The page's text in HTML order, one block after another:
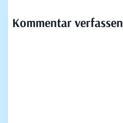
Kommentar verfassen